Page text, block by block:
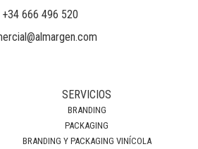
+34 666 496 520
SERVICIOS
BRANDING
PACKAGING
BRANDING Y PACKAGING VINÍCOLA